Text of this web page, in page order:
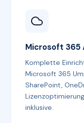
Microsoft
Komplette
Microsoft 365
SharePoint,
inklusive.